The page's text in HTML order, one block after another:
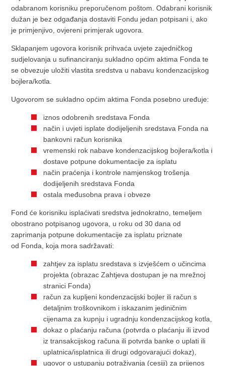
odabranom korisniku preporučenom poštom. Odabrani korisnik
dužan je bez odgađanja dostaviti Fondu jedan potpisani i, ako
je primjenjivo, ovjereni primjerak ugovora.
Sklapanjem ugovora korisnik prihvaća uvjete zajedničkog
sudjelovanja u sufinanciranju sukladno općim aktima Fonda te
se obvezuje uložiti vlastita sredstva u nabavu kondenzacijskog
bojlera/kotla.
Ugovorom se sukladno općim aktima Fonda posebno uređuje:
iznos odobrenih sredstava Fonda
način i uvjeti isplate dodijeljenih sredstava Fonda na
bankovni račun korisnika
vremenski rok nabave kondenzacijskog bojlera/kotla i
dostave potpune dokumentacije za isplatu
način praćenja i kontrole namjenskog trošenja
dodijeljenih sredstava Fonda
ostala međusobna prava i obveze
Fond će korisniku isplaćivati sredstva jednokratno, temeljem
obostrano potpisanog ugovora, u roku od 30 dana od
zaprimanja potpune dokumentacije za isplatu priznate
od Fonda, koja mora sadržavati:
zahtjev za isplatu sredstava s izvješćem o učincima
projekta (obrazac Zahtjeva dostupan je na mrežnoj
stranici Fonda)
račun za kupljeni kondenzacijski bojler ili račun s
detaljnim troškovnikom i iskazanim jediničnim
cijenama za kupnju i ugradnju kondenzacijskog kotla,
dokaz o plaćanju računa (potvrda o plaćanju ili izvod
iz transakcijskog računa ili potvrda banke o uplati ili
uplatnica/isplatnica ili drugi odgovarajući dokaz),
ugovor o ustupanju potraživanja (cesiji) za prijenos